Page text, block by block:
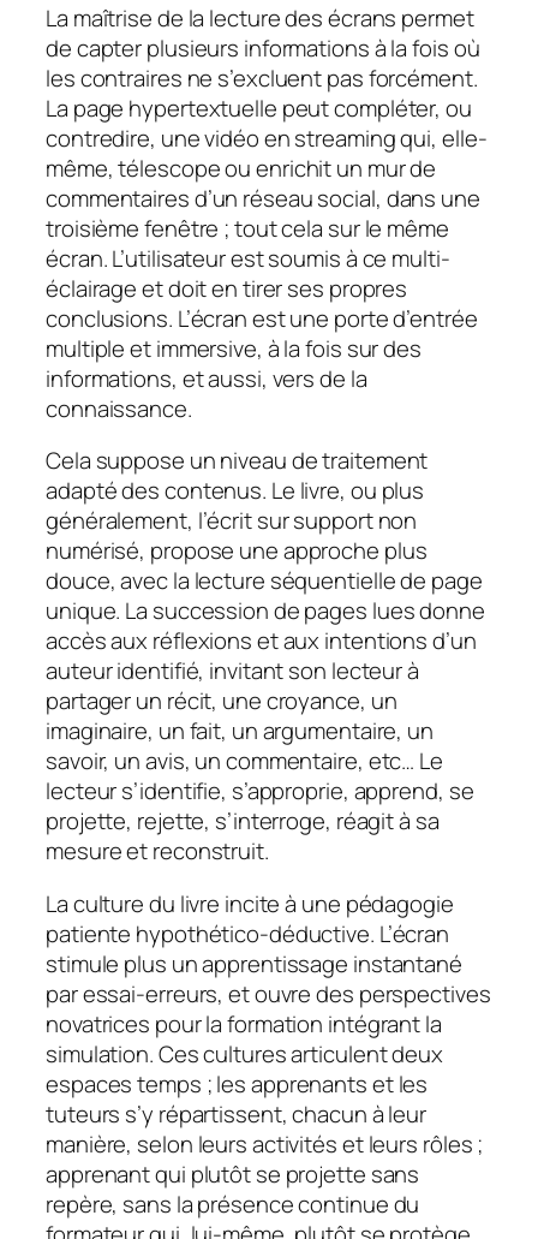
La maîtrise de la lecture des écrans permet
de capter plusieurs informations à la fois où
les contraires ne s’excluent pas forcément.
La page hypertextuelle peut compléter, ou
contredire, une vidéo en streaming qui, elle-
même, télescope ou enrichit un mur de
commentaires d’un réseau social, dans une
troisième fenêtre ; tout cela sur le même
écran. L’utilisateur est soumis à ce multi-
éclairage et doit en tirer ses propres
conclusions. L’écran est une porte d’entrée
multiple et immersive, à la fois sur des
informations, et aussi, vers de la
connaissance.
Cela suppose un niveau de traitement
adapté des contenus. Le livre, ou plus
généralement, l’écrit sur support non
numérisé, propose une approche plus
douce, avec la lecture séquentielle de page
unique. La succession de pages lues donne
accès aux réflexions et aux intentions d’un
auteur identifié, invitant son lecteur à
partager un récit, une croyance, un
imaginaire, un fait, un argumentaire, un
savoir, un avis, un commentaire, etc… Le
lecteur s’identifie, s’approprie, apprend, se
projette, rejette, s’interroge, réagit à sa
mesure et reconstruit.
La culture du livre incite à une pédagogie
patiente hypothético-déductive. L’écran
stimule plus un apprentissage instantané
par essai-erreurs, et ouvre des perspectives
novatrices pour la formation intégrant la
simulation. Ces cultures articulent deux
espaces temps ; les apprenants et les
tuteurs s’y répartissent, chacun à leur
manière, selon leurs activités et leurs rôles ;
apprenant qui plutôt se projette sans
repère, sans la présence continue du